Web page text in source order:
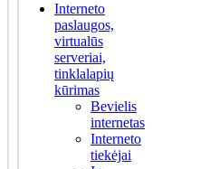
Interneto
paslaugos,
virtualūs
serveriai,
tinklalapių
kūrimas
Bevielis
internetas
Interneto
tiekėjai